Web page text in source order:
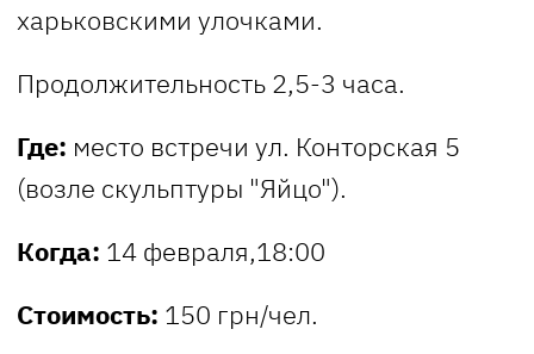
харьковскими улочками.
Продолжительность 2,5-3 часа.
Где: место встречи ул. Конторская 5
(возле скульптуры "Яйцо").
Когда: 14 февраля,18:00
Стоимость: 150 грн/чел.